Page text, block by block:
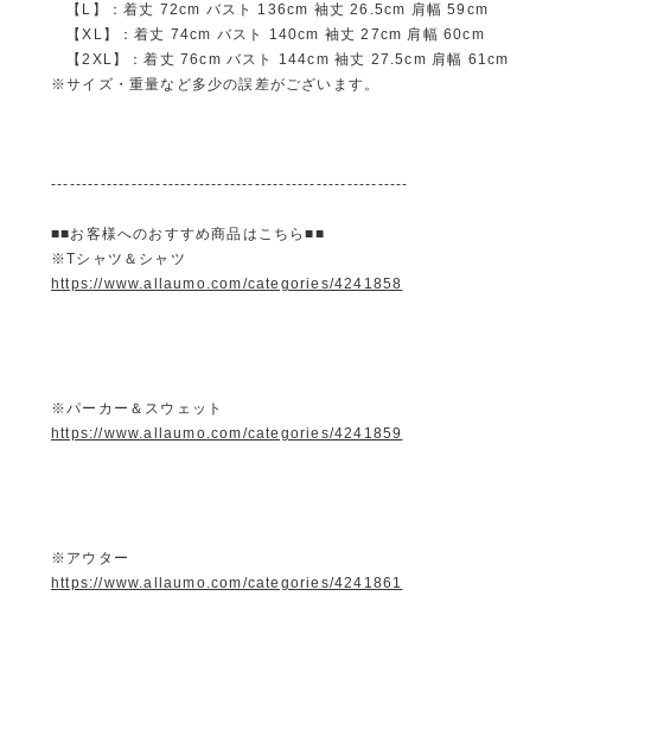
【L】：着丈 72cm バスト 136cm 袖丈 26.5cm 肩幅 59cm
【XL】：着丈 74cm バスト 140cm 袖丈 27cm 肩幅 60cm
【2XL】：着丈 76cm バスト 144cm 袖丈 27.5cm 肩幅 61cm
※サイズ・重量など多少の誤差がございます。
----------------------------------------------------------
■■お客様へのおすすめ商品はこちら■■
※Tシャツ＆シャツ
https://www.allaumo.com/categories/4241858
※パーカー＆スウェット
https://www.allaumo.com/categories/4241859
※アウター
https://www.allaumo.com/categories/4241861